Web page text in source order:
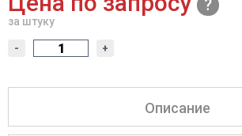
за штуку
- +
Описание